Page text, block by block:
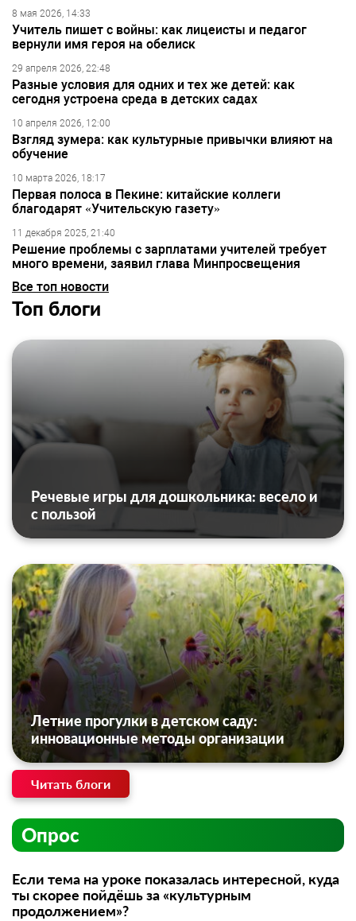
8 мая 2026, 14:33
Учитель пишет с войны: как лицеисты и педагог
вернули имя героя на обелиск
29 апреля 2026, 22:48
Разные условия для одних и тех же детей: как
сегодня устроена среда в детских садах
10 апреля 2026, 12:00
Взгляд зумера: как культурные привычки влияют на
обучение
10 марта 2026, 18:17
Первая полоса в Пекине: китайские коллеги
благодарят «Учительскую газету»
11 декабря 2025, 21:40
Решение проблемы с зарплатами учителей требует
много времени, заявил глава Минпросвещения
Все топ новости
Топ блоги
Речевые игры для дошкольника: весело и
с пользой
Летние прогулки в детском саду:
инновационные методы организации
Читать блоги
Опрос
Если тема на уроке показалась интересной, куда
ты скорее пойдёшь за «культурным
продолжением»?